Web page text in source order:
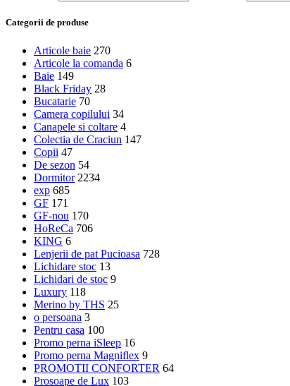
Categorii de produse
Articole baie 270
Articole la comanda 6
Baie 149
Black Friday 28
Bucatarie 70
Camera copilului 34
Canapele si coltare 4
Colectia de Craciun 147
Copii 47
De sezon 54
Dormitor 2234
exp 685
GF 171
GF-nou 170
HoReCa 706
KING 6
Lenjerii de pat Pucioasa 728
Lichidare stoc 13
Lichidari de stoc 9
Luxury 118
Merino by THS 25
o persoana 3
Pentru casa 100
Promo perna iSleep 16
Promo perna Magniflex 9
PROMOTII CONFORTER 64
Prosoape de Lux 103